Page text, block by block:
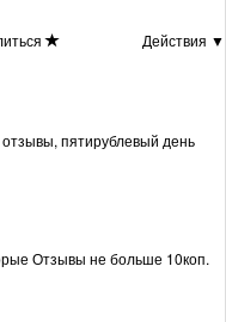
Действия ▼
пятирублевый день
Отзывы не больше 10коп.